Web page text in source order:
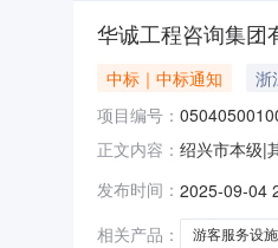
华诚工程咨询集团
中标｜中标通知 浙
项目编号：
正文内容： 绍兴市本级|
务范围服务
家（单一来
发布时间： 2025-09-04
相关产品：
游客服务设